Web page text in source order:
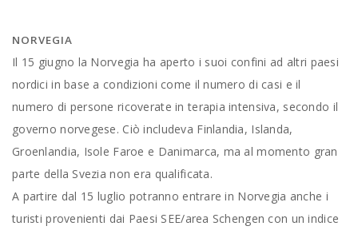
NORVEGIA
Il 15 giugno la Norvegia ha aperto i suoi confini ad altri paesi
nordici in base a condizioni come il numero di casi e il
numero di persone ricoverate in terapia intensiva, secondo il
governo norvegese. Ciò includeva Finlandia, Islanda,
Groenlandia, Isole Faroe e Danimarca, ma al momento gran
parte della Svezia non era qualificata.
A partire dal 15 luglio potranno entrare in Norvegia anche i
turisti provenienti dai Paesi SEE/area Schengen con un indice